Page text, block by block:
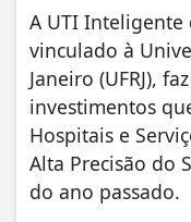
A UTI Inteligente
vinculado à
Janeiro (UFRJ),
investimentos
Hospitais e
Alta Precisão do
do ano passado.